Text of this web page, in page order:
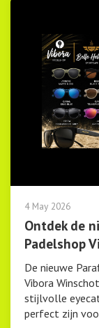
4 May 2026
Ontdek de
Padelshop
De nieuwe
Vibora
stijlvolle
perfect zijn